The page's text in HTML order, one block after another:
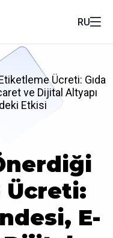
RU
Ücreti: Gıda
ve Dijital Altyapı
Etkisi
Ücreti:
E-